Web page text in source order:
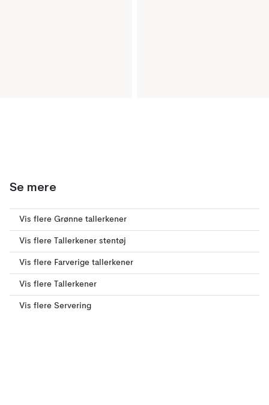
Se mere
Vis flere Grønne tallerkener
Vis flere Tallerkener stentøj
Vis flere Farverige tallerkener
Vis flere Tallerkener
Vis flere Servering